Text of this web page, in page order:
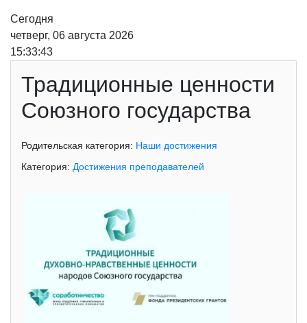
Сегодня
четверг, 06 августа 2026
15:33:43
Традиционные ценности
Союзного государства
Родительская категория: Наши достижения
Категория: Достижения преподавателей